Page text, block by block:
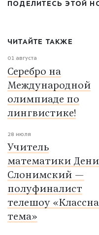
ПОДЕЛИТЕСЬ ЭТОЙ
ЧИТАЙТЕ ТАКЖЕ
01 августа
Серебро на
Международной
олимпиаде по
лингвистике!
28 июля
Учитель
математики
Слонимский —
полуфиналист
телешоу
тема»